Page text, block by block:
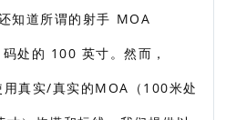
知道所谓的射手 MOA
处的 100 英寸。然而，
真实/真实的MOA（100米处